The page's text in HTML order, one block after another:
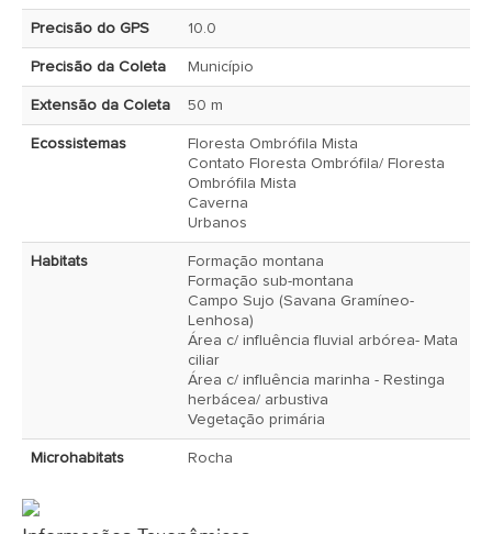
Precisão do GPS 10.0
Precisão da Coleta Município
Extensão da Coleta 50 m
Ecossistemas
Floresta Ombrófila Mista
Contato Floresta Ombrófila/ Floresta
Ombrófila Mista
Caverna
Urbanos
Habitats
Formação montana
Formação sub-montana
Campo Sujo (Savana Gramíneo-
Lenhosa)
Área c/ influência fluvial arbórea- Mata
ciliar
Área c/ influência marinha - Restinga
herbácea/ arbustiva
Vegetação primária
Microhabitats Rocha